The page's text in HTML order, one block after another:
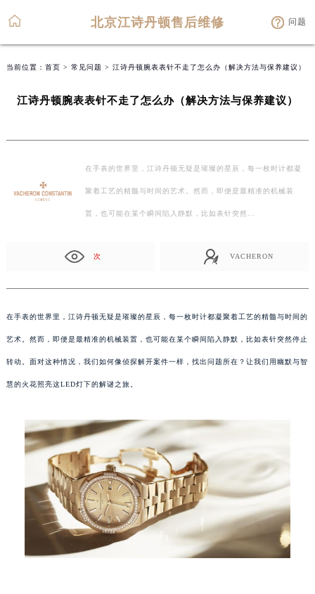
北京江诗丹顿售后维修 问题
当前位置： 首页 > 常见问题 > 江诗丹顿腕表表针不走了怎么办（解决方法与保养建议）
江诗丹顿腕表表针不走了怎么办（解决方法与保养建议）
在手表的世界里，江诗丹顿无疑是璀璨的星辰，每一枚时计都凝
聚着工艺的精髓与时间的艺术。然而，即便是最精准的机械装
置，也可能在某个瞬间陷入静默，比如表针突然…
次 VACHERON
在手表的世界里，江诗丹顿无疑是璀璨的星辰，每一枚时计都凝聚着工艺的精髓与时间的
艺术。然而，即便是最精准的机械装置，也可能在某个瞬间陷入静默，比如表针突然停止
转动。面对这种情况，我们如何像侦探解开案件一样，找出问题所在？让我们用幽默与智
慧的火花照亮这LED灯下的解谜之旅。